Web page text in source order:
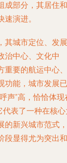
成部分，其居住和
演进。
其城市定位、发展
治中心、文化中
重要的航运中心、
功能，城市发展已
声”高，恰恰体现
代表了一种在核
的新兴城市范式，
段显得尤为突出和